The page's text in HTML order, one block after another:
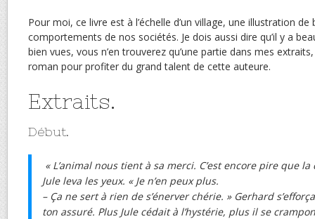
Pour moi, ce livre est à l’échelle d’un village, une illustration de
comportements de nos sociétés. Je dois aussi dire qu’il y a
bien vues, vous n’en trouverez qu’une partie dans mes
roman pour profiter du grand talent de cette auteure.
Extraits.
Début.
« L’animal nous tient à sa merci. C’est encore pire que
Jule leva les yeux. « Je n’en peux plus.
– Ça ne sert à rien de s’énerver chérie. » Gerhard
ton assuré. Plus Jule cédait à l’hystérie, plus il se